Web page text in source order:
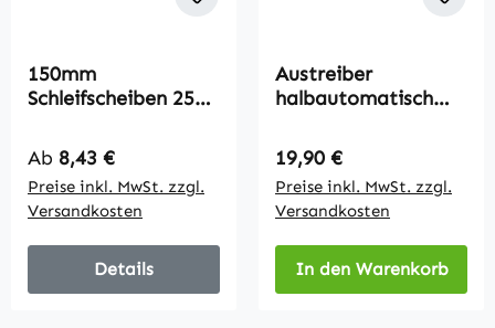
150mm
Schleifscheiben 25
Regulärer Preis:
Ab 8,43 €
Preise inkl. MwSt. zzgl.
Versandkosten
Details
Austreiber
halbautomatisch
Regulärer Preis:
19,90 €
Preise inkl. MwSt. zzgl.
Versandkosten
In den Warenkorb